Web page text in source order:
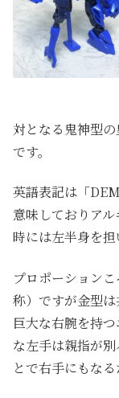
対となる鬼神型
です。
英語表記は「
意味しておりア
時には左半身を担
プロポーション
称）ですが金型
巨大な右腕を持
な左手は親指が
とで右手にもなる